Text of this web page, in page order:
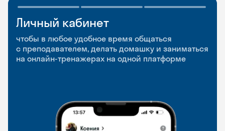
Личный кабинет
чтобы в любое удобное время общаться
с преподавателем, делать домашку и заниматься
на онлайн-тренажерах на одной платформе
Мобильное
приложение
чтобы заниматься и изучать новые слова где
и когда удобно
Разговорные клубы
и Talks
Групповые занятия для разговорной практики
и индивидуальные встречи с преподавателями